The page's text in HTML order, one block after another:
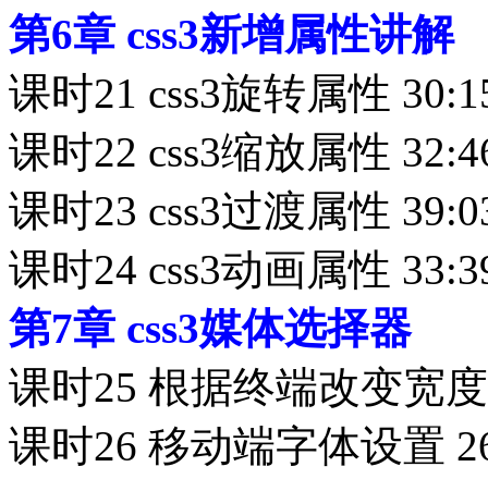
第6章 css3新增属性讲解
课时21 css3旋转属性
课时22 css3缩放属性
课时23 css3过渡属性
课时24 css3动画属性
第7章 css3媒体选择器
课时25 根据终端改变宽
课时26 移动端字体设置